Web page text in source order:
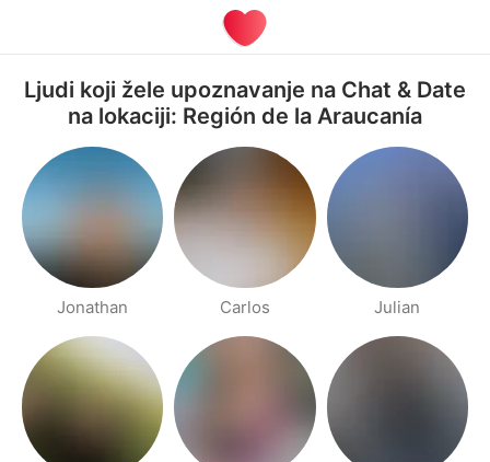
Ljudi koji žele upoznavanje na Chat & Date
na lokaciji: Región de la Araucanía
Jonathan Carlos Julian